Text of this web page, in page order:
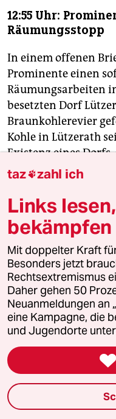
12:55 Uhr:
Räumungsstopp
In einem offenen
Prominente einen
Räumungsarbeiten
besetzten Dorf
Braunkohlerevier
Kohle in Lützerath
Existenz eines
globaler und
am Mittwoch unter
Zu den
gehören demnach
Riemann, Thelma
Schauspieler Peter
sowie die Bands
und Revolverheld,
Influencerin Louisa
Initiiert worden sei
Schauspieler
Spiegel,er wünsche
taz zahl ich
Links
bekämpfen
Mit doppelter Kraft
Besonders jetzt
Rechtsextremismus
Daher gehen 50
Neuanmeldungen an
eine Kampagne, die
und Jugendorte
